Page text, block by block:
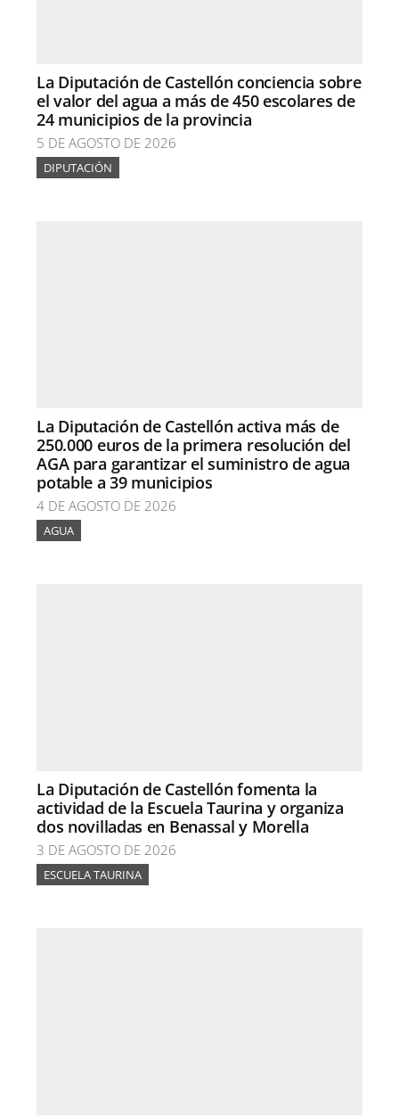
La Diputación de Castellón conciencia sobre
el valor del agua a más de 450 escolares de
24 municipios de la provincia
5 DE AGOSTO DE 2026
DIPUTACIÓN
La Diputación de Castellón activa más de
250.000 euros de la primera resolución del
AGA para garantizar el suministro de agua
potable a 39 municipios
4 DE AGOSTO DE 2026
AGUA
La Diputación de Castellón fomenta la
actividad de la Escuela Taurina y organiza
dos novilladas en Benassal y Morella
3 DE AGOSTO DE 2026
ESCUELA TAURINA